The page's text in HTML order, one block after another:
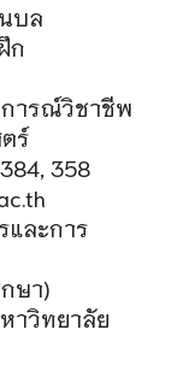
บล
ก
ารณ์วิชาชีพ
ร์
358
และการ
ษา)
าวิทยาลัย